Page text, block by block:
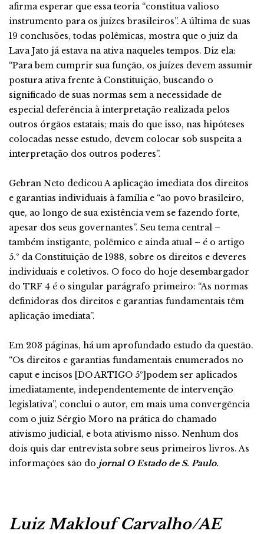
afirma esperar que essa teoria “constitua valioso
instrumento para os juízes brasileiros”. A última de suas
19 conclusões, todas polêmicas, mostra que o juiz da
Lava Jato já estava na ativa naqueles tempos. Diz ela:
“Para bem cumprir sua função, os juízes devem assumir
postura ativa frente à Constituição, buscando o
significado de suas normas sem a necessidade de
especial deferência à interpretação realizada pelos
outros órgãos estatais; mais do que isso, nas hipóteses
colocadas nesse estudo, devem colocar sob suspeita a
interpretação dos outros poderes”.
Gebran Neto dedicou A aplicação imediata dos direitos
e garantias individuais à família e “ao povo brasileiro,
que, ao longo de sua existência vem se fazendo forte,
apesar dos seus governantes”. Seu tema central –
também instigante, polêmico e ainda atual – é o artigo
5.º da Constituição de 1988, sobre os direitos e deveres
individuais e coletivos. O foco do hoje desembargador
do TRF 4 é o singular parágrafo primeiro: “As normas
definidoras dos direitos e garantias fundamentais têm
aplicação imediata”.
Em 203 páginas, há um aprofundado estudo da questão.
“Os direitos e garantias fundamentais enumerados no
caput e incisos [DO ARTIGO 5º]podem ser aplicados
imediatamente, independentemente de intervenção
legislativa”, conclui o autor, em mais uma convergência
com o juiz Sérgio Moro na prática do chamado
ativismo judicial, e bota ativismo nisso. Nenhum dos
dois quis dar entrevista sobre seus primeiros livros. As
informações são do jornal O Estado de S. Paulo.
Luiz Maklouf Carvalho/AE